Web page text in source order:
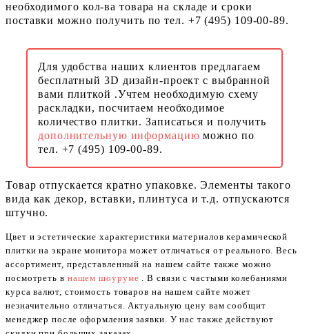
необходимого кол-ва товара на складе и сроки
поставки можно получить по тел. +7 (495) 109-00-89.
Для удобства наших клиентов предлагаем
бесплатный 3D дизайн-проект с выбранной
вами плиткой .Учтем необходимую схему
раскладки, посчитаем необходимое
количество плитки. Записаться и получить
дополнительную информациюможно по
тел. +7 (495) 109-00-89.
Товар отпускается кратно упаковке. Элементы такого
вида как декор, вставки, плинтуса и т.д. отпускаются
штучно.
Цвет и эстетические характеристики материалов керамической
плитки на экране монитора может отличаться от реального. Весь
ассортимент, представленный на нашем сайте также можно
посмотреть в нашем шоуруме . В связи с частыми колебаниями
курса валют, стоимость товаров на нашем сайте может
незначительно отличаться. Актуальную цену вам сообщит
менеджер после оформления заявки. У нас также действуют